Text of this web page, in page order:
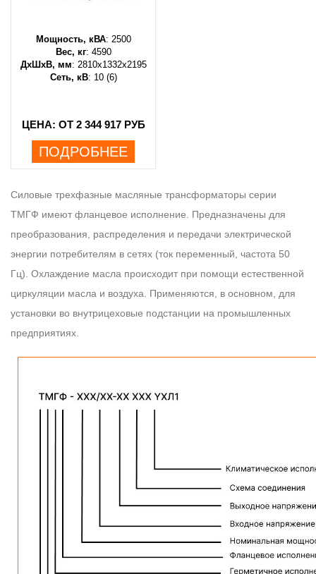
Мощность, кВА: 2500
Вес, кг: 4590
ДхШхВ, мм: 2810х1332х2195
Сеть, кВ: 10 (6)
ЦЕНА: ОТ 2 344 917 РУБ
ПОДРОБНЕЕ
Силовые трехфазные масляные трансформаторы серии
ТМГФ имеют фланцевое исполнение. Предназначены для
преобразования, распределения и передачи электрической
энергии потребителям в сетях (ток переменный, частота 50
Гц). Охлаждение масла происходит при помощи естественной
циркуляции масла и воздуха. Применяются, в основном, для
установки во внутрицеховые подстанции на промышленных
предприятиях.